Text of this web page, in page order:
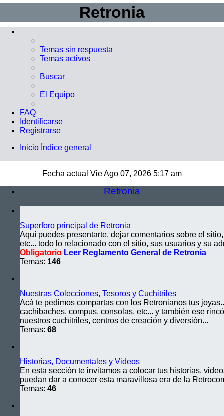
Retronia
Temas sin respuesta
Temas activos
Buscar
El Equipo
FAQ
Identificarse
Registrarse
Inicio Índice general
Fecha actual Vie Ago 07, 2026 5:17 am
Retronia
Superforo principal de Retronia
Aquí puedes presentarte, dejar comentarios sobre el
etc... todo lo relacionado con el sitio, sus usuarios y su
Obligatorio Leer Reglamento General de Retronia
Temas: 146
Nuestras Colecciones, Tesoros y Cuchitriles
Acá te pedimos compartas con los Retronianos tus
cachibaches, compus, consolas, etc... y también ese
nuestros cuchitriles, centros de creación y diversión...
Temas: 68
Historias, Documentales y Videos
En esta sección te invitamos a colocar tus historias,
puedan dar a conocer esta maravillosa era de la
Temas: 46